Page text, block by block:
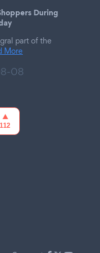
During
part of the
More
08